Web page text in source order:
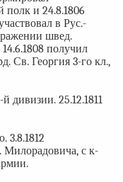
и 24.8.1806
в Рус.-
швед.
получил
Св. Георгия 3-го кл.,
дивизии. 25.12.1811
3.8.1812
с к-